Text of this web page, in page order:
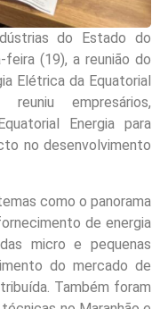
do Estado do
feira (19), a reunião do
Elétrica da Equatorial
empresários,
Energia para
no desenvolvimento
como o panorama
de energia
micro e pequenas
do mercado de
Também foram